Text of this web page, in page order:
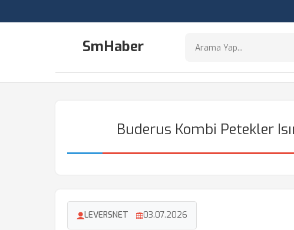
SmHaber
Buderus Kombi Petekler
LEVERSNET 03.07.2026